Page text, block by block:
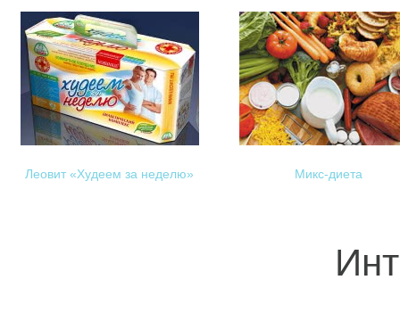
Леовит «Худеем за неделю» Микс-диета